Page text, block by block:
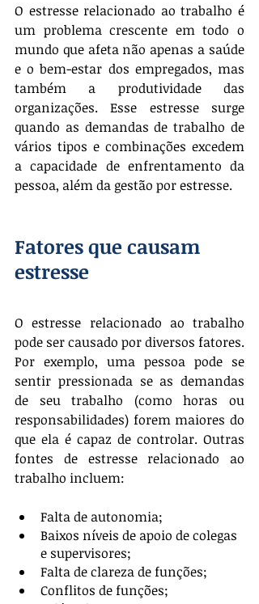
O estresse relacionado ao trabalho é
um problema crescente em todo o
mundo que afeta não apenas a saúde
e o bem-estar dos empregados, mas
também a produtividade das
organizações. Esse estresse surge
quando as demandas de trabalho de
vários tipos e combinações excedem
a capacidade de enfrentamento da
pessoa, além da gestão por estresse.
Fatores que causam
estresse
O estresse relacionado ao trabalho
pode ser causado por diversos fatores.
Por exemplo, uma pessoa pode se
sentir pressionada se as demandas
de seu trabalho (como horas ou
responsabilidades) forem maiores do
que ela é capaz de controlar. Outras
fontes de estresse relacionado ao
trabalho incluem:
Falta de autonomia;
Baixos níveis de apoio de colegas
e supervisores;
Falta de clareza de funções;
Conflitos de funções;